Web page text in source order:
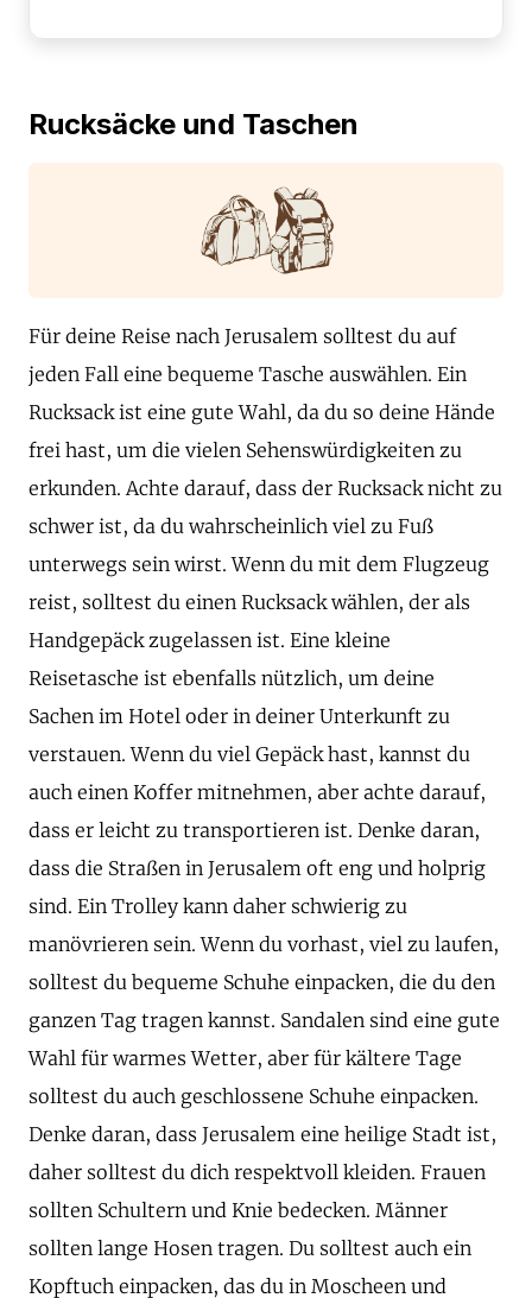
Rucksäcke und Taschen
Für deine Reise nach Jerusalem solltest du auf
jeden Fall eine bequeme Tasche auswählen. Ein
Rucksack ist eine gute Wahl, da du so deine Hände
frei hast, um die vielen Sehenswürdigkeiten zu
erkunden. Achte darauf, dass der Rucksack nicht zu
schwer ist, da du wahrscheinlich viel zu Fuß
unterwegs sein wirst. Wenn du mit dem Flugzeug
reist, solltest du einen Rucksack wählen, der als
Handgepäck zugelassen ist. Eine kleine
Reisetasche ist ebenfalls nützlich, um deine
Sachen im Hotel oder in deiner Unterkunft zu
verstauen. Wenn du viel Gepäck hast, kannst du
auch einen Koffer mitnehmen, aber achte darauf,
dass er leicht zu transportieren ist. Denke daran,
dass die Straßen in Jerusalem oft eng und holprig
sind. Ein Trolley kann daher schwierig zu
manövrieren sein. Wenn du vorhast, viel zu laufen,
solltest du bequeme Schuhe einpacken, die du den
ganzen Tag tragen kannst. Sandalen sind eine gute
Wahl für warmes Wetter, aber für kältere Tage
solltest du auch geschlossene Schuhe einpacken.
Denke daran, dass Jerusalem eine heilige Stadt ist,
daher solltest du dich respektvoll kleiden. Frauen
sollten Schultern und Knie bedecken. Männer
sollten lange Hosen tragen. Du solltest auch ein
Kopftuch einpacken, das du in Moscheen und